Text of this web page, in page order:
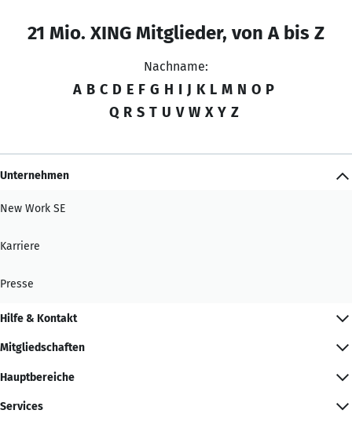
21 Mio. XING Mitglieder, von A bis Z
Nachname:
A B C D E F G H I J K L M N O P
Q R S T U V W X Y Z
Unternehmen
New Work SE
Karriere
Presse
Hilfe & Kontakt
Mitgliedschaften
Hauptbereiche
Services